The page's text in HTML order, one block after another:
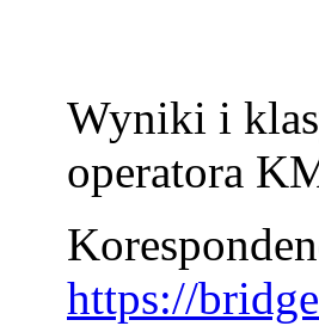
Wyniki i
operatora
https://